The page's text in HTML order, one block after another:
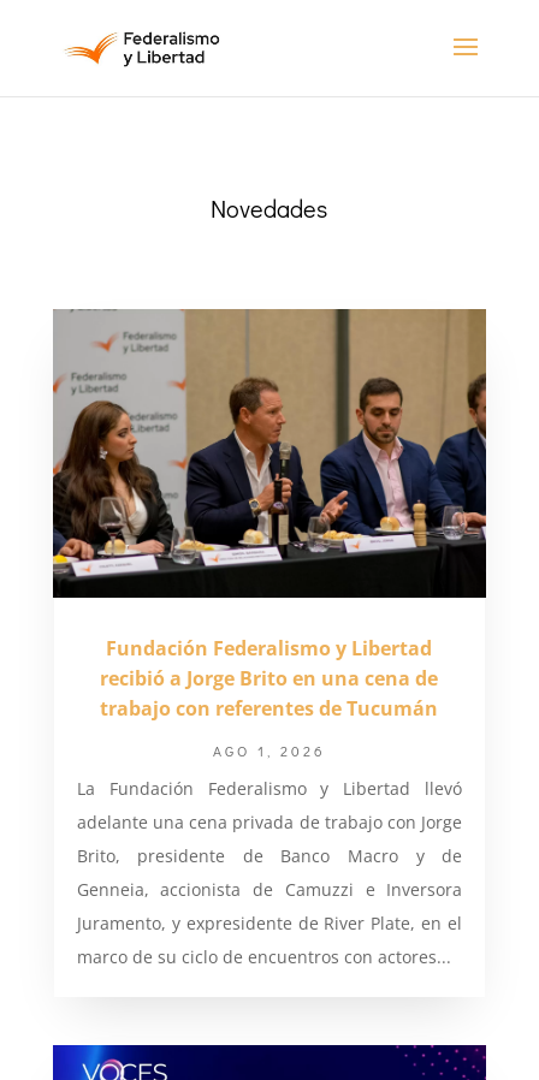
Novedades
Fundación Federalismo y Libertad
recibió a Jorge Brito en una cena de
trabajo con referentes de Tucumán
AGO 1, 2026
La Fundación Federalismo y Libertad llevó
adelante una cena privada de trabajo con Jorge
Brito, presidente de Banco Macro y de
Genneia, accionista de Camuzzi e Inversora
Juramento, y expresidente de River Plate, en el
marco de su ciclo de encuentros con actores...